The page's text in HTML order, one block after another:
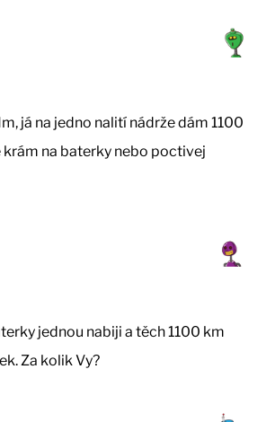
já na jedno nalití nádrže dám 1100
krám na baterky nebo poctivej
jednou nabiji a těch 1100 km
Za kolik Vy?